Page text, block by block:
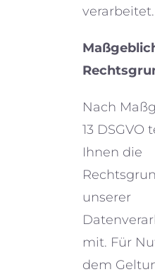
verarbeitet.
Nach
13 DSGVO
Ihnen die
unserer
mit. Für
dem